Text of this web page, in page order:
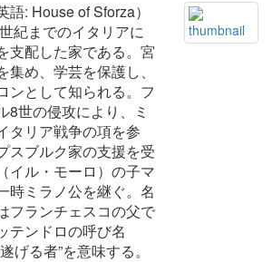
: House of Sforza）
紀までのイタリアに
支配した家である。宮
め、学芸を保護し、
ンとして知られる。フ
8世の侵攻により、ミ
タリア戦争の項を参
スブルク家の支援を受
イル・モーロ）の子マ
時ミラノ公を継ぐ。名
フランチェスコの父で
テンドロの呼び名
げる者”を意味する。